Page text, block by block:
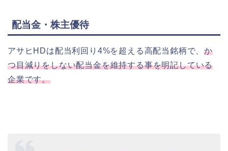
配当金・株主優待
アサヒHDは配当利回り4%を超える高配当銘柄で、か
つ目減りをしない配当金を維持する事を明記している
企業です。